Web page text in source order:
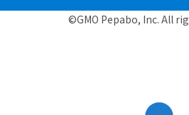
©GMO Pepabo, Inc. All